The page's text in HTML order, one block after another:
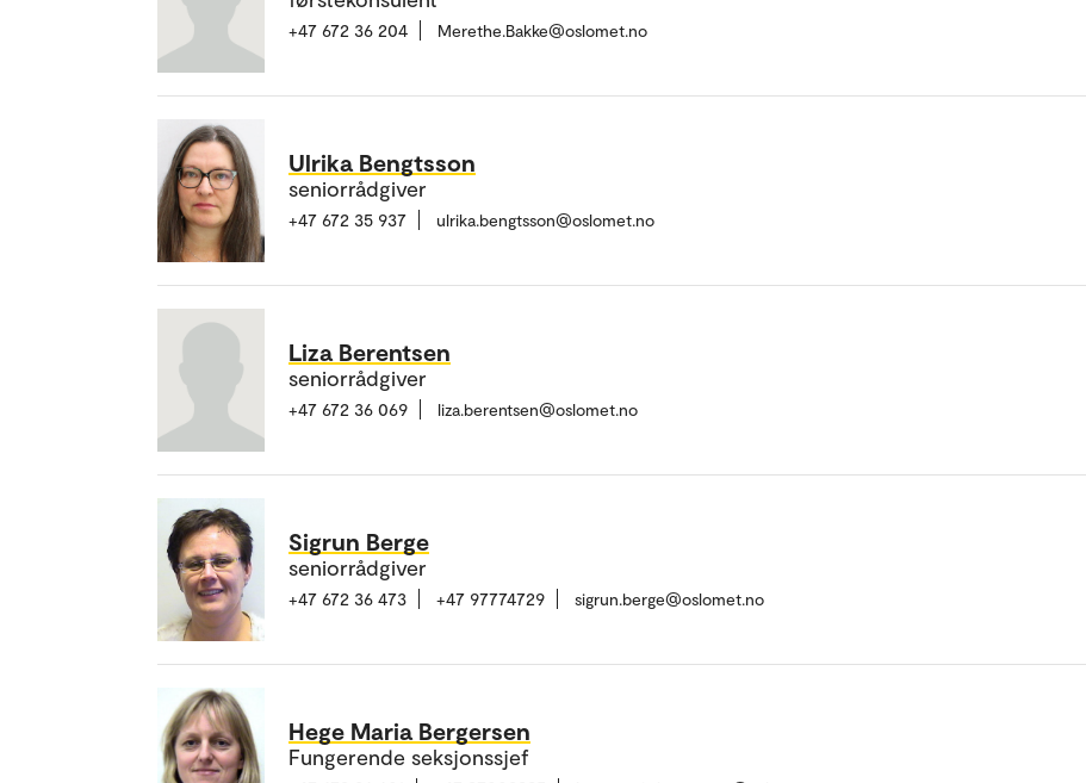
+47 672 36 204 Merethe.Bakke@oslomet.no
Ulrika Bengtsson
seniorrådgiver
+47 672 35 937 ulrika.bengtsson@oslomet.no
Liza Berentsen
seniorrådgiver
+47 672 36 069 liza.berentsen@oslomet.no
Sigrun Berge
seniorrådgiver
+47 672 36 473 +47 97774729 sigrun.berge@oslomet.no
Hege Maria Bergersen
Fungerende seksjonssjef